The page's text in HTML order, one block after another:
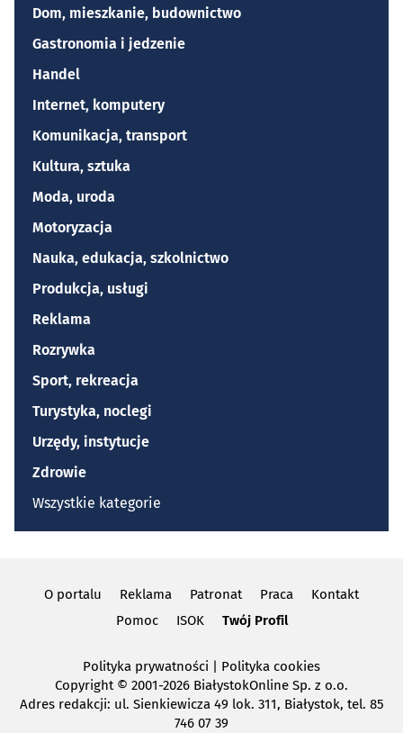
Dom, mieszkanie, budownictwo
Gastronomia i jedzenie
Handel
Internet, komputery
Komunikacja, transport
Kultura, sztuka
Moda, uroda
Motoryzacja
Nauka, edukacja, szkolnictwo
Produkcja, usługi
Reklama
Rozrywka
Sport, rekreacja
Turystyka, noclegi
Urzędy, instytucje
Zdrowie
Wszystkie kategorie
O portalu Reklama Patronat Praca
Kontakt
Pomoc
ISOK Twój Profil
Polityka prywatności | Polityka cookies
Copyright© 2001-2026 BiałystokOnline Sp. z o.o.
Adres redakcji: ul. Sienkiewicza 49 lok. 311, Białystok, tel. 85
746 07 39